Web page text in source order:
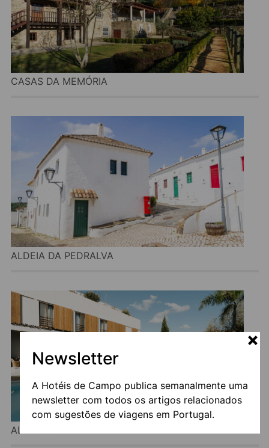
Newsletter
A Hotéis de Campo publica semanalmente uma
newsletter com todos os artigos relacionados
com sugestões de viagens em Portugal.
CASAS DA MEMÓRIA
ALDEIA DA PEDRALVA
ALMALUSA COMPORTA